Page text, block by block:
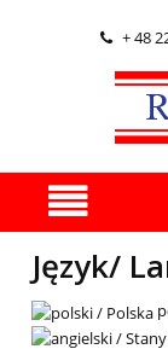
 + 48
Język/